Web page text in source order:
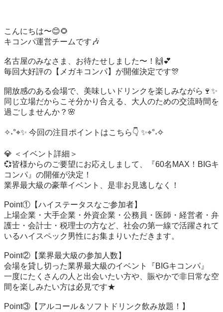
こんにちは〜😊🌻
キコンパ運営チームです🎶
名古屋のみなさま、お待たせしました〜！🙌💕
毎回大好評の【メガキコンパ】が開催決定です🎊
開放感のある会場で、美味しいドリンクを楽しみながら🍷✨
同じ立場だからこそ分かり合える、大人のための交流時間を
過ごしませんか？🌸
✧˖°⌖✨ 今回の注目ポイントはこちら👇 ✨⌖°˖✧
💎 ＜イベント詳細＞
💞皆様からのご要望にお応えしまして、『60名MAX！BIGキ
コンパ』の開催が決定！
業界最大級の豪華イベント、是非お見逃しなく！
Point①【ハイステータスなご参加者】
上場企業・大手企業・外資企業・公務員・医師・経営者・弁
護士・会計士・税理士の方など、社会の第一線で活躍されて
いるハイスペック男性にお集まりいただきます。
Point②【業界最大級の参加人数】
会場を貸し切った業界最大級のイベント『BIGキコンパ』
一度にたくさんの人と出会いたい方や、賑やかで非日常な空
間を楽しみたい方は必見です★
Point③【アルコール＆ソフトドリンク飲み放題！】